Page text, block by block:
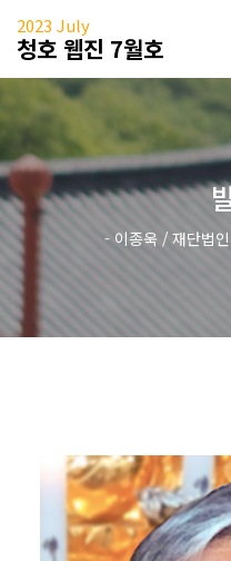
2023 July
청호 웹진 7월호
- 이종욱 / 재단법